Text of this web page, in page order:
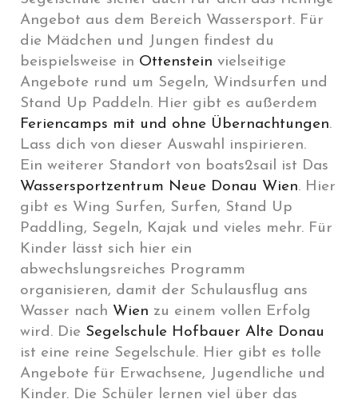
Angebot aus dem Bereich Wassersport. Für
die Mädchen und Jungen findest du
beispielsweise in Ottenstein vielseitige
Angebote rund um Segeln, Windsurfen und
Stand Up Paddeln. Hier gibt es außerdem
Feriencamps mit und ohne Übernachtungen.
Lass dich von dieser Auswahl inspirieren.
Ein weiterer Standort von boats2sail ist Das
Wassersportzentrum Neue Donau Wien. Hier
gibt es Wing Surfen, Surfen, Stand Up
Paddling, Segeln, Kajak und vieles mehr. Für
Kinder lässt sich hier ein
abwechslungsreiches Programm
organisieren, damit der Schulausflug ans
Wasser nach Wien zu einem vollen Erfolg
wird. Die Segelschule Hofbauer Alte Donau
ist eine reine Segelschule. Hier gibt es tolle
Angebote für Erwachsene, Jugendliche und
Kinder. Die Schüler lernen viel über das